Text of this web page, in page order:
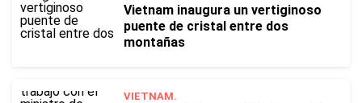
Vietnam inaugura un vertiginoso
puente de cristal entre dos
montañas
VIETNAM.